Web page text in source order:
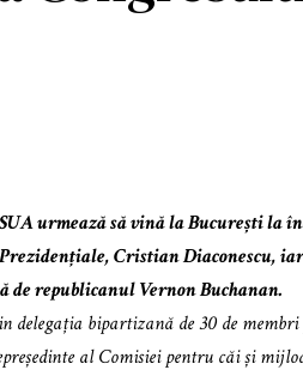
urmează să vină la București
Cristian Diaconescu,
de republicanul Vernon Buchanan.
delegația bipartizană de 30 de
al Comisiei pentru căi și